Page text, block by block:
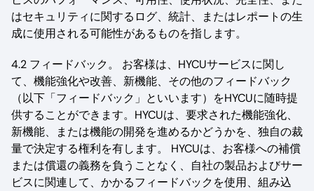
はセキュリティに関するログ、統計、またはレポートの生
成に使用される可能性があるものを指します。
4.2 フィードバック。 お客様は、HYCUサービスに関し
て、機能強化や改善、新機能、その他のフィードバック
（以下「フィードバック」といいます）をHYCUに随時提
供することができます。HYCUは、要求された機能強化、
新機能、または機能の開発を進めるかどうかを、独自の裁
量で決定する権利を有します。 HYCUは、お客様への補償
または償還の義務を負うことなく、自社の製品およびサー
ビスに関連して、かかるフィードバックを使用、組み込